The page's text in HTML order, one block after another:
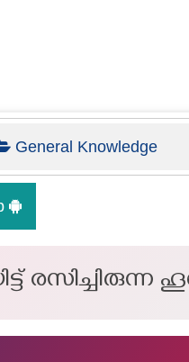
General Knowledge
രസിച്ചിരുന്ന